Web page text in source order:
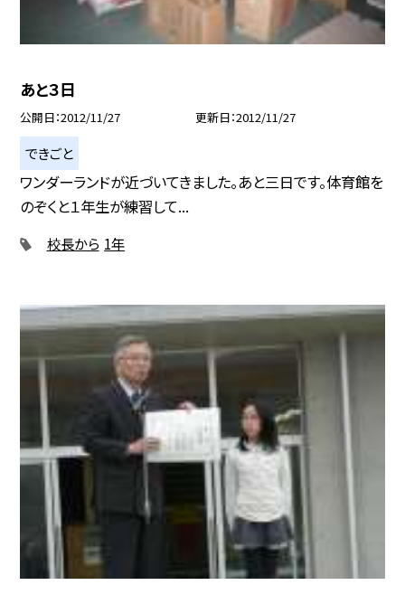
あと３日
公開日 2012/11/27 更新日 2012/11/27
できごと
ワンダーランドが近づいてきました。あと三日です。体育館を
のぞくと１年生が練習して...
校長から 1年